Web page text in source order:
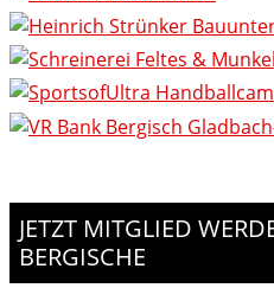
JETZT MITGLIED
BERGISCHE